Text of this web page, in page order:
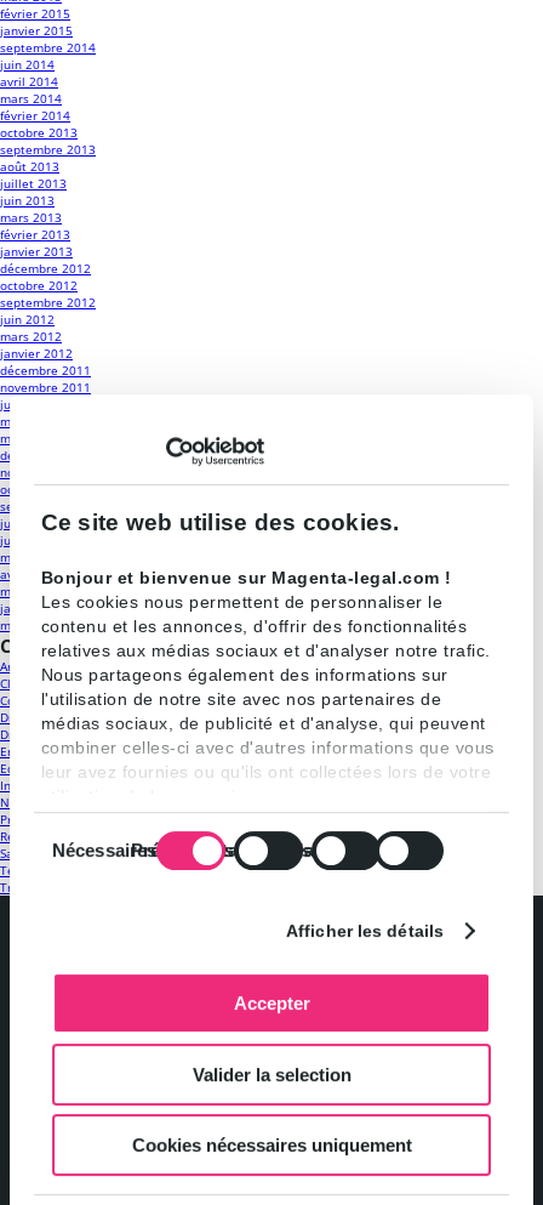
Ce site web utilise des cookies.
Bonjour et bienvenue sur Magenta-legal.com !
Les cookies nous permettent de personnaliser le
contenu et les annonces, d'offrir des fonctionnalités
relatives aux médias sociaux et d'analyser notre trafic.
Nous partageons également des informations sur
l'utilisation de notre site avec nos partenaires de
médias sociaux, de publicité et d'analyse, qui peuvent
combiner celles-ci avec d'autres informations que vous
leur avez fournies ou qu'ils ont collectées lors de votre
NécessairesPréférencesStatistiquesMarketing
Afficher les détails
Accepter
Valider la selection
Cookies nécessaires uniquement
février 2015
janvier 2015
septembre 2014
juin 2014
avril 2014
mars 2014
février 2014
octobre 2013
septembre 2013
août 2013
juillet 2013
juin 2013
mars 2013
février 2013
janvier 2013
décembre 2012
octobre 2012
septembre 2012
juin 2012
mars 2012
janvier 2012
décembre 2011
novembre 2011
juin 2011
mai 2011
mars 2011
décembre 2010
novembre 2010
octobre 2010
septembre 2010
juillet 2010
juin 2010
mai 2010
avril 2010
mars 2010
janvier 2010
mars 2009
Catégories
Antitrust(18)
Classements(19)
Contrôle des concentrations(25)
Droit de la distribution et contrats commerciaux(23)
Droit public (13)
Energie(12)
Equipe
(18)
Internet et nouvelles technologies
Non classé
Presse
Regulatory
Santé
Télécoms
Transport
Politique de confidentialité et gestion des cookies
Mentions légales
Contact